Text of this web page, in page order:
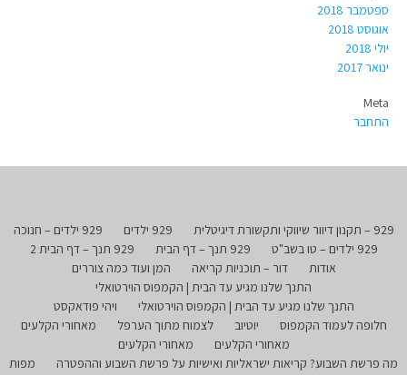
ספטמבר 2018
אוגוסט 2018
יולי 2018
ינואר 2017
Meta
התחבר
929 – תקנון דיוור שיווקי ותקשורת דיגיטלית 929 ילדים
929 ילדים – חנוכה
929 ילדים – טו בשב"ט
929 תנך – דף הבית
929 תנך – דף הבית 2
אודות
דור – תוכניות קריאה
המן ועוד כמה צוררים
התנך שלנו מגיע עד הבית | הקמפוס הוירטואלי
התנך שלנו מגיע עד הבית | הקמפוס הוירטואלי
ויהי פודאקסט
חלופה לעמוד הקמפוס
יוטיוב לצמוח מתוך הערפל
מאחורי הקלעים
מאחורי הקלעים
מאחורי הקלעים
מה פרשת השבוע? קריאות ישראליות ואישיות על פרשת השבוע וההפטרה
מפות